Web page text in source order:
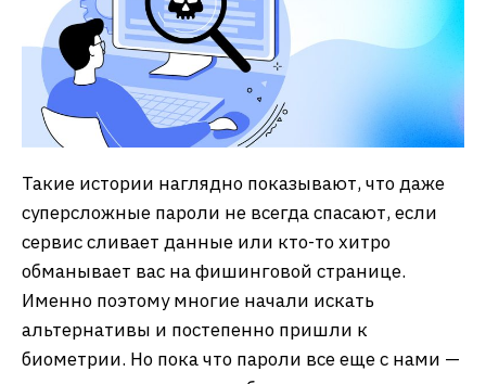
Такие истории наглядно показывают, что даже
суперсложные пароли не всегда спасают, если
сервис сливает данные или кто-то хитро
обманывает вас на фишинговой странице.
Именно поэтому многие начали искать
альтернативы и постепенно пришли к
биометрии. Но пока что пароли все еще с нами —